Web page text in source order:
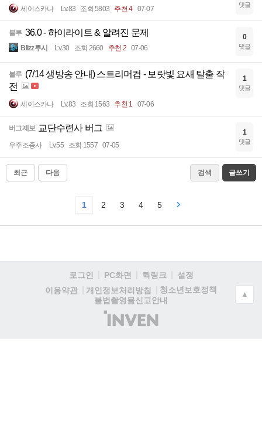
세이스카나 Lv.83 조회 5803 추천 4 07-07 댓글
블루 36.0 - 하이라이트 & 알려진 문제
Blizz루시 Lv.30 조회 2660 추천 2 07-06
0
댓글
블루 (7/14 생방송 안내) 스트리머컵 - 보랏빛 요새 탈출 작
전
세이스카나 Lv.83 조회 1563 추천 1 07-06
1
댓글
버그제보 교단수련사 버그
우주조종사 Lv.55 조회 1557 07-05
1
댓글
최근 다음 검색 글쓰기
1 2 3 4 5
로그인 PC화면 퀵링크
설정
이용약관
개인정보처리방침
청소년보호정책
불법촬영물신고안내
(주)
인
▲